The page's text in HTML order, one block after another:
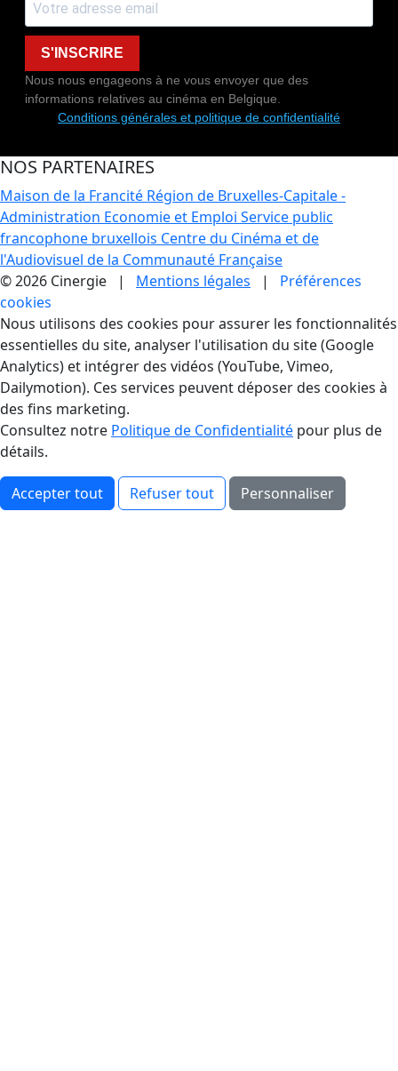
S'INSCRIRE
Nous nous engageons à ne vous envoyer que des
informations relatives au cinéma en Belgique.
Conditions générales et politique de confidentialité
NOS PARTENAIRES
Maison de la Francité Région de Bruxelles-Capitale -
Administration Economie et Emploi Service public
francophone bruxellois Centre du Cinéma et de
l'Audiovisuel de la Communauté Française
© 2026 Cinergie | Mentions légales | Préférences
cookies
Gestion des Cookies
Nous utilisons des cookies pour assurer les fonctionnalités
essentielles du site, analyser l'utilisation du site (Google
Analytics) et intégrer des vidéos (YouTube, Vimeo,
Dailymotion). Ces services peuvent déposer des cookies à
des fins marketing.
Consultez notre Politique de Confidentialité pour plus de
détails.
Accepter tout Refuser tout Personnaliser